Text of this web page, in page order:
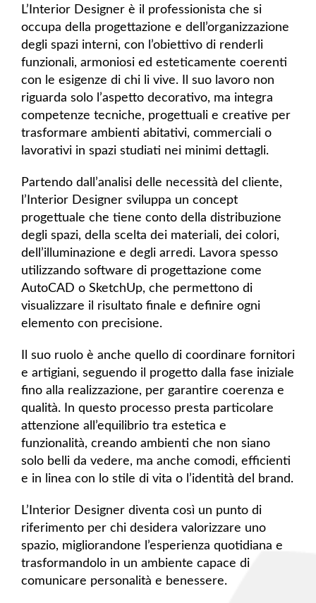
L’Interior Designer è il professionista che si
occupa della progettazione e dell’organizzazione
degli spazi interni, con l’obiettivo di renderli
funzionali, armoniosi ed esteticamente coerenti
con le esigenze di chi li vive. Il suo lavoro non
riguarda solo l’aspetto decorativo, ma integra
competenze tecniche, progettuali e creative per
trasformare ambienti abitativi, commerciali o
lavorativi in spazi studiati nei minimi dettagli.
Partendo dall’analisi delle necessità del cliente,
l’Interior Designer sviluppa un concept
progettuale che tiene conto della distribuzione
degli spazi, della scelta dei materiali, dei colori,
dell’illuminazione e degli arredi. Lavora spesso
utilizzando software di progettazione come
AutoCAD o SketchUp, che permettono di
visualizzare il risultato finale e definire ogni
elemento con precisione.
Il suo ruolo è anche quello di coordinare fornitori
e artigiani, seguendo il progetto dalla fase iniziale
fino alla realizzazione, per garantire coerenza e
qualità. In questo processo presta particolare
attenzione all’equilibrio tra estetica e
funzionalità, creando ambienti che non siano
solo belli da vedere, ma anche comodi, efficienti
e in linea con lo stile di vita o l’identità del brand.
L’Interior Designer diventa così un punto di
riferimento per chi desidera valorizzare uno
spazio, migliorandone l’esperienza quotidiana e
trasformandolo in un ambiente capace di
comunicare personalità e benessere.